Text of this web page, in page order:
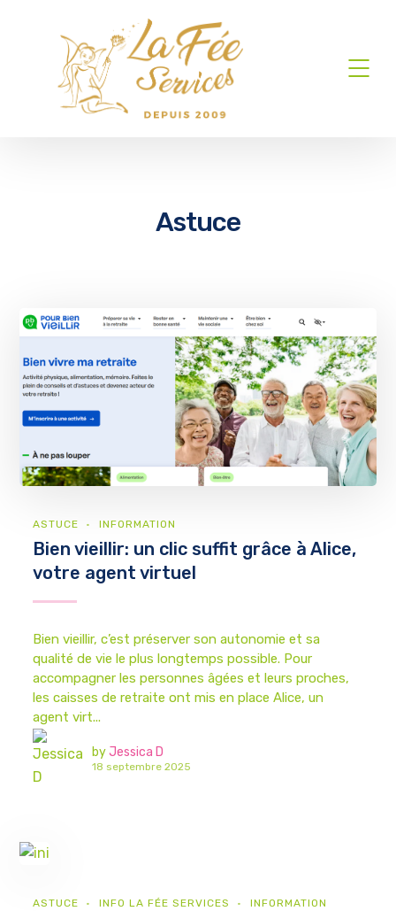
Astuce
ASTUCE INFORMATION
Bien vieillir: un clic suffit grâce à Alice,
votre agent virtuel
Bien vieillir, c’est préserver son autonomie et sa
qualité de vie le plus longtemps possible. Pour
accompagner les personnes âgées et leurs proches,
les caisses de retraite ont mis en place Alice, un
agent virt...
by Jessica D
18 septembre 2025
ASTUCE INFO LA FÉE SERVICES INFORMATION